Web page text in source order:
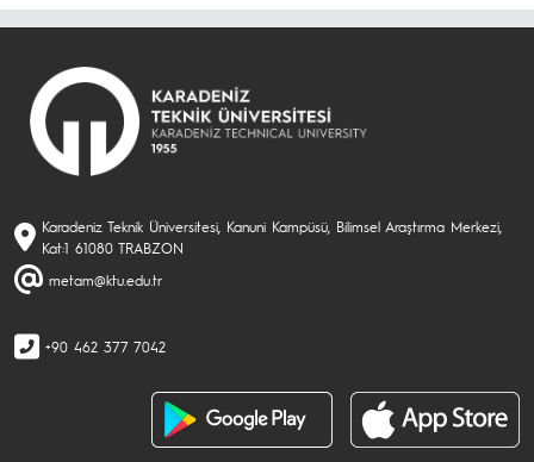
Karadeniz Teknik Üniversitesi, Kanuni Kampüsü, Bilimsel Araştırma Merkezi,
Kat:1 61080 TRABZON
metam@ktu.edu.tr
+90 462 377 7042